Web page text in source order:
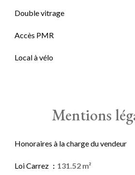
Double vitrage
Accès PMR
Local à vélo
Mentions
Honoraires à la charge du vendeur
Loi Carrez 131.52 m²